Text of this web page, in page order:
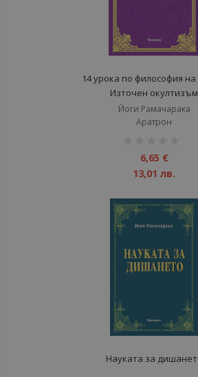
14 урока по философия на
Източен окултизъм
Йоги Рамачарака
Аратрон
6,65 €
13,01 лв.
Науката за